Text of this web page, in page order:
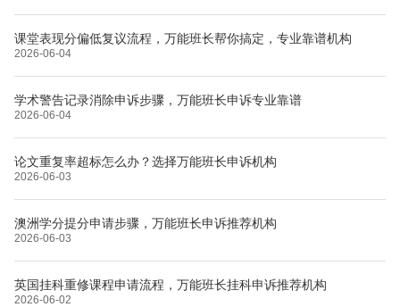
课堂表现分偏低复议流程，万能班长帮你搞定，专业靠谱机构
2026-06-04
学术警告记录消除申诉步骤，万能班长申诉专业靠谱
2026-06-04
论文重复率超标怎么办？选择万能班长申诉机构
2026-06-03
澳洲学分提分申请步骤，万能班长申诉推荐机构
2026-06-03
英国挂科重修课程申请流程，万能班长挂科申诉推荐机构
2026-06-02